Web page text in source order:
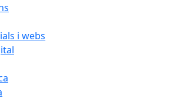
i webs